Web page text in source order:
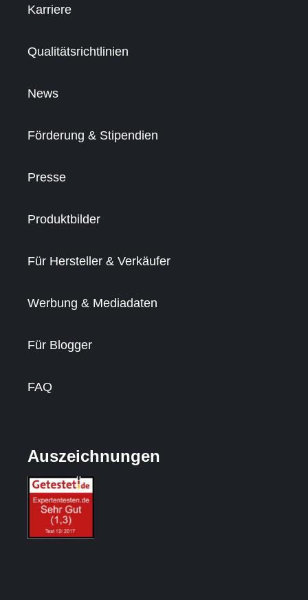
Karriere
Qualitätsrichtlinien
News
Förderung & Stipendien
Presse
Produktbilder
Für Hersteller & Verkäufer
Werbung & Mediadaten
Für Blogger
FAQ
Auszeichnungen